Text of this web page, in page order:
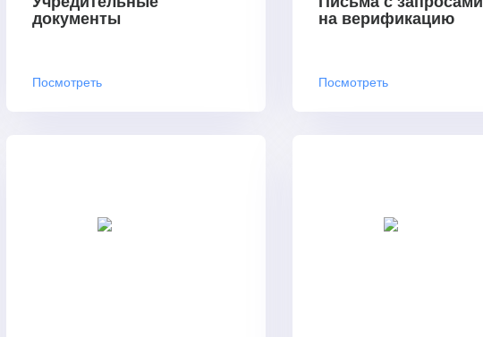
документы
Посмотреть
на верификацию
Посмотреть